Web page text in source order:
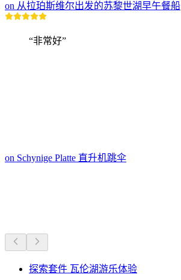
on 从拉珀斯维尔出发的苏黎世湖早午餐船
“非常好”
on Schynige Platte 直升机跳伞
探索套件 瓦伦湖游乐体验